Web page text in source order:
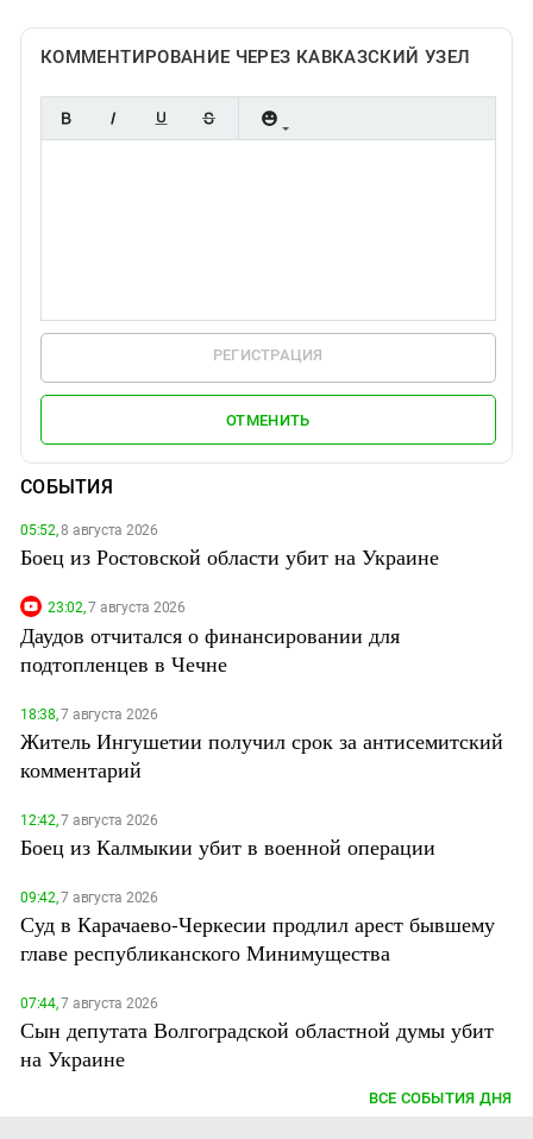
КОММЕНТИРОВАНИЕ ЧЕРЕЗ КАВКАЗСКИЙ УЗЕЛ
РЕГИСТРАЦИЯ
ОТМЕНИТЬ
СОБЫТИЯ
05:52,8 августа 2026
Боец из Ростовской области убит на Украине
23:02,7 августа 2026
Даудов отчитался о финансировании для
подтопленцев в Чечне
18:38,7 августа 2026
Житель Ингушетии получил срок за антисемитский
комментарий
12:42,7 августа 2026
Боец из Калмыкии убит в военной операции
09:42,7 августа 2026
Суд в Карачаево-Черкесии продлил арест бывшему
главе республиканского Минимущества
07:44,7 августа 2026
Сын депутата Волгоградской областной думы убит
на Украине
ВСЕ СОБЫТИЯ ДНЯ